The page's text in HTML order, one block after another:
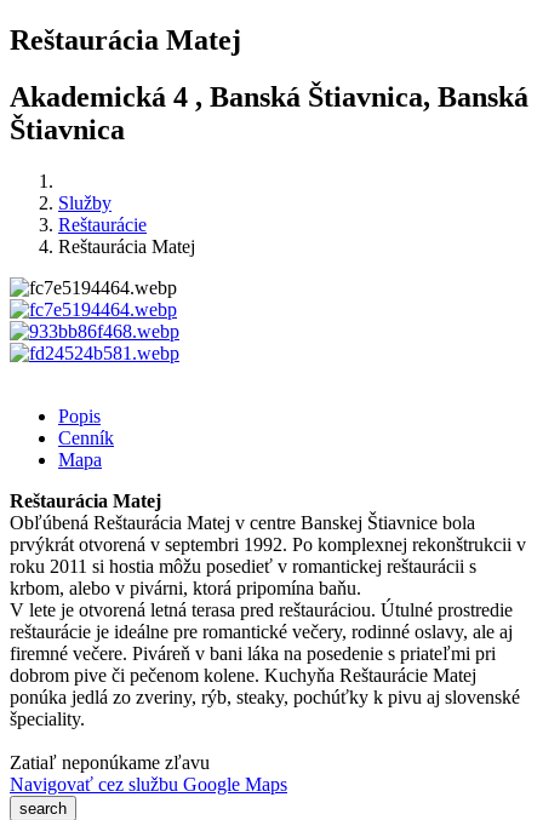
Reštaurácia Matej
Akademická 4 , Banská Štiavnica, Banská
Štiavnica
Služby
Reštaurácie
Reštaurácia Matej
Popis
Cenník
Mapa
Reštaurácia Matej
Obľúbená Reštaurácia Matej v centre Banskej Štiavnice bola
prvýkrát otvorená v septembri 1992. Po komplexnej rekonštrukcii v
roku 2011 si hostia môžu posedieť v romantickej reštaurácii s
krbom, alebo v pivárni, ktorá pripomína baňu.
V lete je otvorená letná terasa pred reštauráciou. Útulné prostredie
reštaurácie je ideálne pre romantické večery, rodinné oslavy, ale aj
firemné večere. Piváreň v bani láka na posedenie s priateľmi pri
dobrom pive či pečenom kolene. Kuchyňa Reštaurácie Matej
ponúka jedlá zo zveriny, rýb, steaky, pochúťky k pivu aj slovenské
špeciality.
Zatiaľ neponúkame zľavu
Navigovať cez službu Google Maps